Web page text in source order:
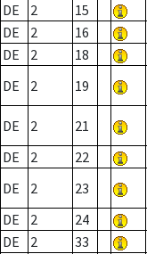
DE
2 15
DE
2 16
DE
2 18
DE
2 19
DE 2 21
DE
2 22
DE
2 23
DE
2 24
DE
2 33